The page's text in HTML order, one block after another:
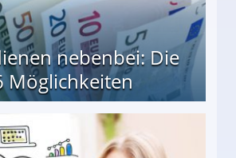
nebenbei: Die
Möglichkeiten